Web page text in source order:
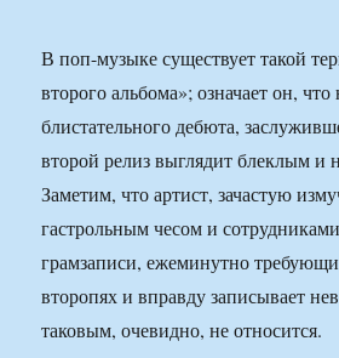
В поп-музыке существует такой
второго альбома»; означает он,
блистательного дебюта,
второй релиз выглядит блеклым и
Заметим, что артист, зачастую
гастрольным чесом и
грамзаписи, ежеминутно
второпях и вправду записывает
таковым, очевидно, не относится.